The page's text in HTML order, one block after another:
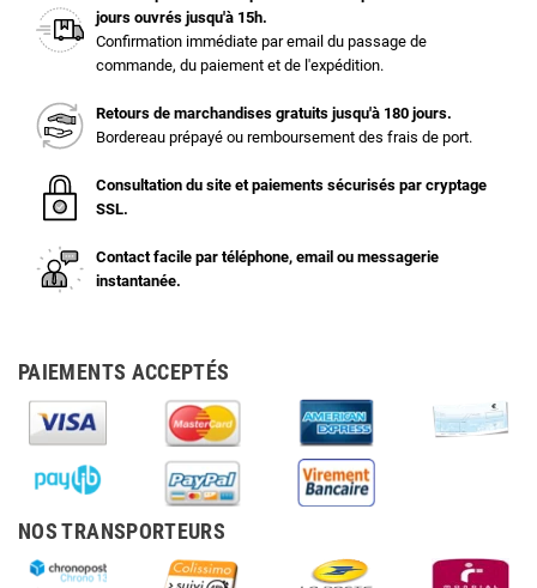
jours ouvrés jusqu'à 15h.
Confirmation immédiate par email du passage de
commande, du paiement et de l'expédition.
Retours de marchandises gratuits jusqu'à 180 jours.
Bordereau prépayé ou remboursement des frais de port.
Consultation du site et paiements sécurisés par cryptage
SSL.
Contact facile par téléphone, email ou messagerie
instantanée.
PAIEMENTS ACCEPTÉS
NOS TRANSPORTEURS